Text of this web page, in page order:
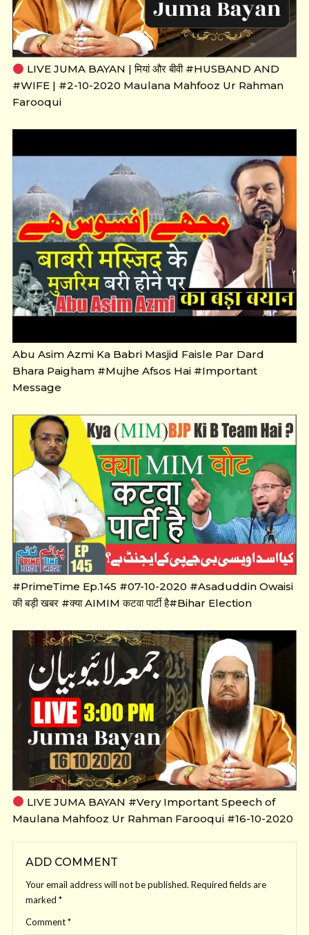
LIVE JUMA BAYAN | मियां और बीवी #HUSBAND AND
#WIFE | #2-10-2020 Maulana Mahfooz Ur Rahman
Farooqui
Abu Asim Azmi Ka Babri Masjid Faisle Par Dard
Bhara Paigham #Mujhe Afsos Hai #Important
Message
#PrimeTime Ep.145 #07-10-2020 #Asaduddin Owaisi
की बड़ी खबर #क्या AIMIM कटवा पार्टी है#Bihar Election
LIVE JUMA BAYAN #Very Important Speech of
Maulana Mahfooz Ur Rahman Farooqui #16-10-2020
ADD COMMENT
Your email address will not be published. Required fields are
marked *
Comment*